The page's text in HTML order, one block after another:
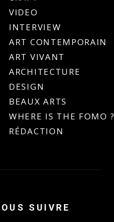
VIDEO
INTERVIEW
ART CONTEMPORAIN
ART VIVANT
ARCHITECTURE
DESIGN
BEAUX ARTS
WHERE IS THE FOMO ?
RÉDACTION
SUIVRE